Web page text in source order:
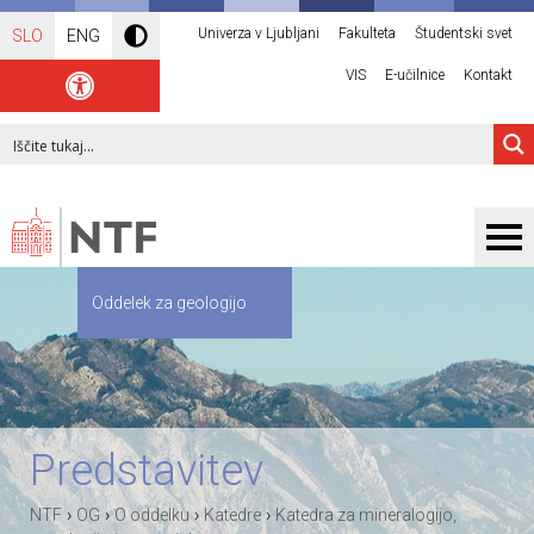
SLO ENG Univerza v Ljubljani Fakulteta Študentski svet
VIS E-učilnice Kontakt
Oddelek za geologijo
Predstavitev
NTF › OG ›O oddelku›Katedre› Katedra za mineralogijo,